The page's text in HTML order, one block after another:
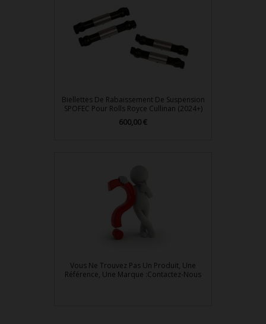
Biellettes De Rabaissement De Suspension
SPOFEC Pour Rolls Royce Cullinan (2024+)
Prix
600,00 €
Vous Ne Trouvez Pas Un Produit, Une
Référence, Une Marque :Contactez-Nous